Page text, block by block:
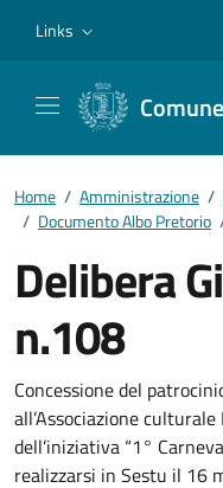
Links
Home / Amministrazione /
/ Documento Albo Pretorio
Delibera
n.108
Dettagli del
Concessione del
all’Associazione culturale
dell’iniziativa “1°
realizzarsi in Sestu il 16